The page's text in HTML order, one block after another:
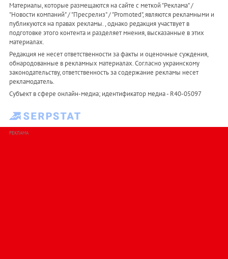
Материалы, которые размещаются на сайте с меткой "Реклама" /
"Новости компаний" / "Пресрелиз" / "Promoted", являются рекламными и
публикуются на правах рекламы. , однако редакция участвует в
подготовке этого контента и разделяет мнения, высказанные в этих
материалах.
Редакция не несет ответственности за факты и оценочные суждения,
обнародованные в рекламных материалах. Согласно украинскому
законодательству, ответственность за содержание рекламы несет
рекламодатель.
Субъект в сфере онлайн-медиа; идентификатор медиа - R40-05097
РЕКЛАМА